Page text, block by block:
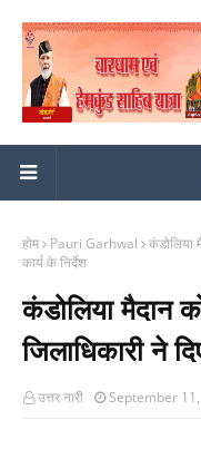
होम Pauri Garhwal
कंडोलिया
कार्य के निर्देश
कंडोलिया मैदान
जिलाधिकारी ने
उत्तर नारी September